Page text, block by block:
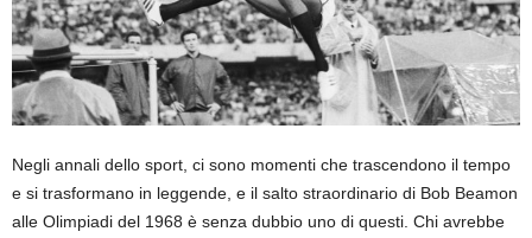
Negli annali dello sport, ci sono momenti che trascendono il tempo
e si trasformano in leggende, e il salto straordinario di Bob Beamon
alle Olimpiadi del 1968 è senza dubbio uno di questi. Chi avrebbe